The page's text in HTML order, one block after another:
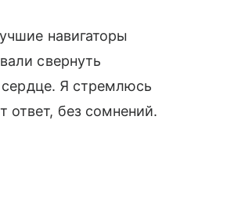
навигаторы
свернуть
сердце. Я стремлюсь
без сомнений.